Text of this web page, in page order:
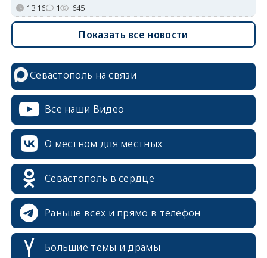
13:16 1 645
Показать все новости
Севастополь на связи
Все наши Видео
О местном для местных
Севастополь в сердце
Раньше всех и прямо в телефон
Большие темы и драмы